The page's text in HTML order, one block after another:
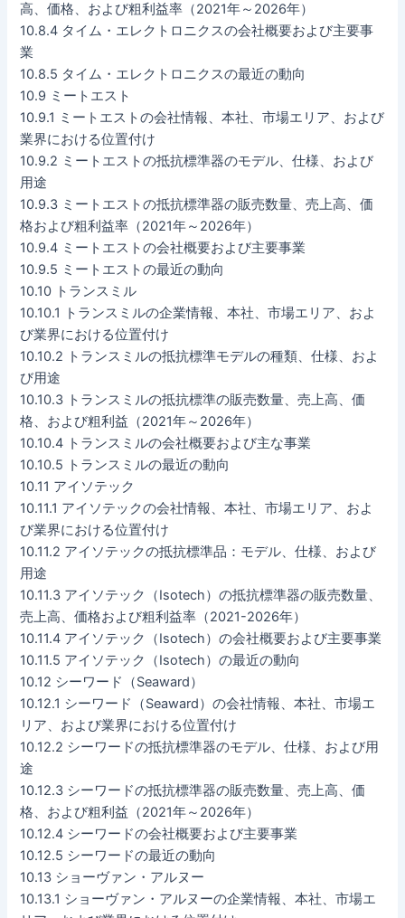
高、価格、および粗利益率（2021年～2026年）
10.8.4 タイム・エレクトロニクスの会社概要および主要事
業
10.8.5 タイム・エレクトロニクスの最近の動向
10.9 ミートエスト
10.9.1 ミートエストの会社情報、本社、市場エリア、および
業界における位置付け
10.9.2 ミートエストの抵抗標準器のモデル、仕様、および
用途
10.9.3 ミートエストの抵抗標準器の販売数量、売上高、価
格および粗利益率（2021年～2026年）
10.9.4 ミートエストの会社概要および主要事業
10.9.5 ミートエストの最近の動向
10.10 トランスミル
10.10.1 トランスミルの企業情報、本社、市場エリア、およ
び業界における位置付け
10.10.2 トランスミルの抵抗標準モデルの種類、仕様、およ
び用途
10.10.3 トランスミルの抵抗標準の販売数量、売上高、価
格、および粗利益（2021年～2026年）
10.10.4 トランスミルの会社概要および主な事業
10.10.5 トランスミルの最近の動向
10.11 アイソテック
10.11.1 アイソテックの会社情報、本社、市場エリア、およ
び業界における位置付け
10.11.2 アイソテックの抵抗標準品：モデル、仕様、および
用途
10.11.3 アイソテック（Isotech）の抵抗標準器の販売数量、
売上高、価格および粗利益率（2021-2026年）
10.11.4 アイソテック（Isotech）の会社概要および主要事業
10.11.5 アイソテック（Isotech）の最近の動向
10.12 シーワード（Seaward）
10.12.1 シーワード（Seaward）の会社情報、本社、市場エ
リア、および業界における位置付け
10.12.2 シーワードの抵抗標準器のモデル、仕様、および用
途
10.12.3 シーワードの抵抗標準器の販売数量、売上高、価
格、および粗利益（2021年～2026年）
10.12.4 シーワードの会社概要および主要事業
10.12.5 シーワードの最近の動向
10.13 ショーヴァン・アルヌー
10.13.1 ショーヴァン・アルヌーの企業情報、本社、市場エ